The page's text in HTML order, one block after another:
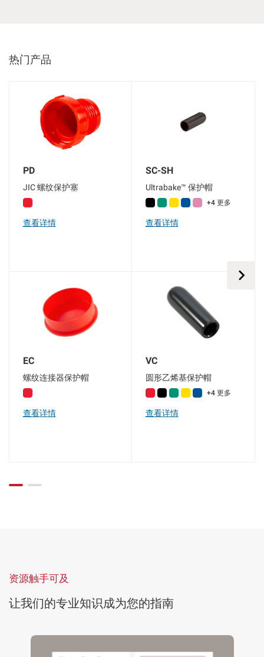
热门产品
PD
JIC 螺纹保护塞
查看详情
EC
螺纹连接器保护帽
查看详情
SC-SH
Ultrabake™ 保护帽
+4 更多
查看详情
VC
圆形乙烯基保护帽
+4 更多
查看详情
资源触手可及
让我们的专业知识成为您的指南